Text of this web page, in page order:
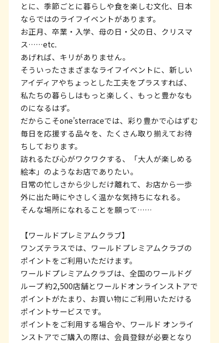
とに、季節ごとに暮らしや食を楽しむ文化、日本
ならではのライフイベントがあります。
お正月、卒業・入学、母の日・父の日、クリスマ
ス……etc.
あげれば、キリがありません。
そういったさまざまなライフイベントに、新しい
アイディアやちょっとした工夫をプラスすれば、
私たちの暮らしはもっと楽しく、もっと豊かなも
のになるはず。
だからこそone’sterraceでは、彩り豊かで心はずむ
毎日を応援する品々を、たくさん取り揃えてお待
ちしております。
訪れるたび心がワクワクする、「大人が楽しめる
絵本」のようなお店でありたい。
日常の忙しさから少しだけ離れて、お店から一歩
外に出た時にやさしく温かな気持ちになれる。
そんな場所になれることを願って……
【ワールドプレミアムクラブ】
ワンズテラスでは、ワールドプレミアムクラブの
ポイントをご利用いただけます。
ワールドプレミアムクラブは、全国のワールドグ
ループ 約2,500店舗とワールドオンラインストアで
ポイントがたまり、お買い物にご利用いただける
ポイントサービスです。
ポイントをご利用する場合や、ワールド オンライ
ンストアでご購入の際は、会員登録が必要となり